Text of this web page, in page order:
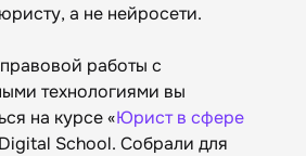
а не нейросети.
работы с
технологиями вы
на курсе «Юрист в сфере
School. Собрали для